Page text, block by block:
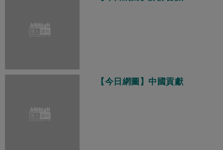
【今日網圖】中國貢獻